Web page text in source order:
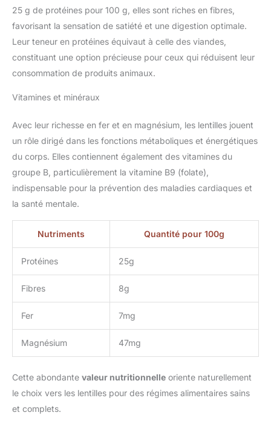
25 g de protéines pour 100 g, elles sont riches en fibres,
favorisant la sensation de satiété et une digestion optimale.
Leur teneur en protéines équivaut à celle des viandes,
constituant une option précieuse pour ceux qui réduisent leur
consommation de produits animaux.
Vitamines et minéraux
Avec leur richesse en fer et en magnésium, les lentilles jouent
un rôle dirigé dans les fonctions métaboliques et énergétiques
du corps. Elles contiennent également des vitamines du
groupe B, particulièrement la vitamine B9 (folate),
indispensable pour la prévention des maladies cardiaques et
la santé mentale.
Nutriments Quantité pour 100g
Protéines 25g
Fibres 8g
Fer 7mg
Magnésium 47mg
Cette abondante valeur nutritionnelle oriente naturellement
le choix vers les lentilles pour des régimes alimentaires sains
et complets.